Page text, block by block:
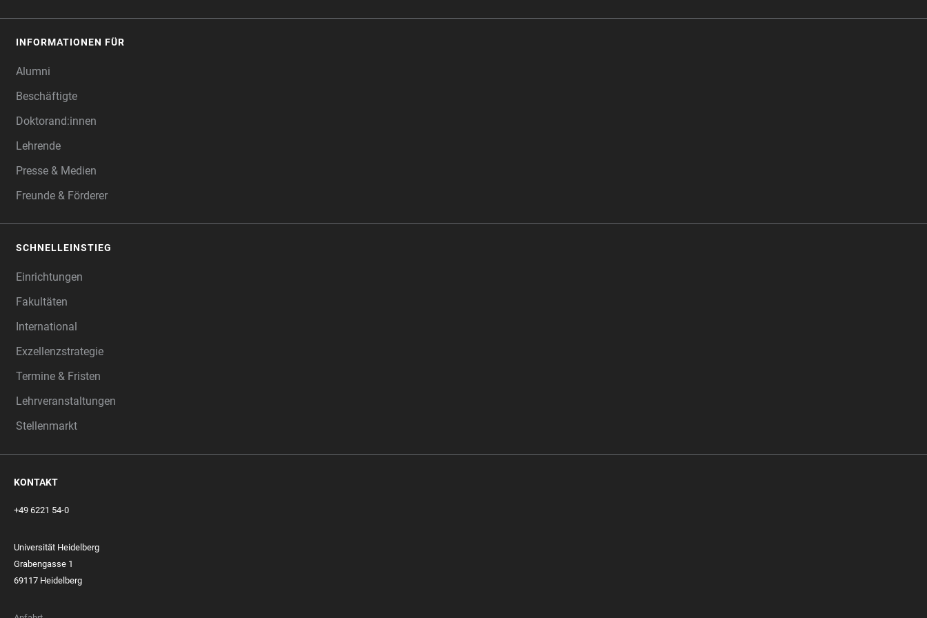
INFORMATIONEN FÜR
Alumni
Beschäftigte
Doktorand:innen
Lehrende
Presse & Medien
Freunde & Förderer
SCHNELLEINSTIEG
Einrichtungen
Fakultäten
International
Exzellenzstrategie
Termine & Fristen
Lehrveranstaltungen
Stellenmarkt
KONTAKT
+49 6221 54-0
Universität Heidelberg
Grabengasse 1
69117 Heidelberg